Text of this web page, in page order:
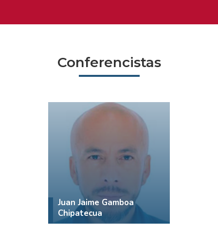
Conferencistas
Juan Jaime Gamboa
Chipatecua